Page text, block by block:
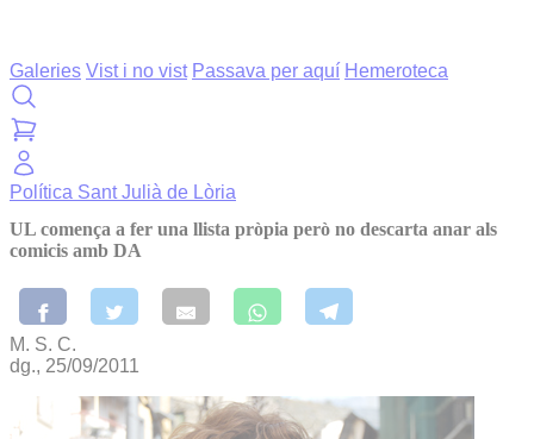
Galeries Vist i no vist Passava per aquí Hemeroteca
Política Sant Julià de Lòria
UL comença a fer una llista pròpia però no descarta anar als
comicis amb DA
M. S. C.
dg., 25/09/2011